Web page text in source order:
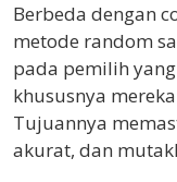
Berbeda dengan
metode random
pada pemilih
khususnya
Tujuannya
akurat, dan